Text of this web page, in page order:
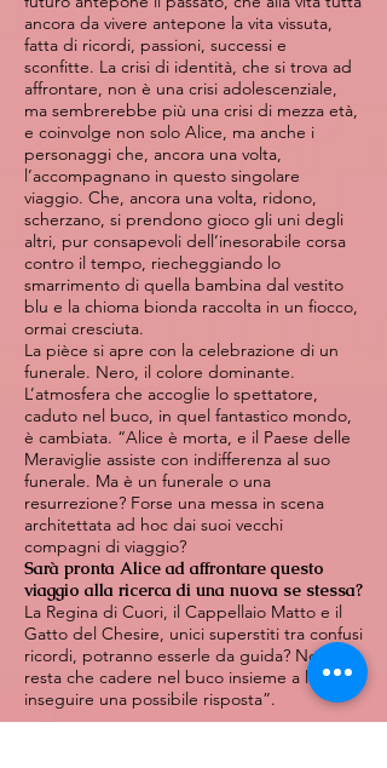
ancora da vivere antepone la vita vissuta,
fatta di ricordi, passioni, successi e
sconfitte. La crisi di identità, che si trova ad
affrontare, non è una crisi adolescenziale,
ma sembrerebbe più una crisi di mezza età,
e coinvolge non solo Alice, ma anche i
personaggi che, ancora una volta,
l’accompagnano in questo singolare
viaggio. Che, ancora una volta, ridono,
scherzano, si prendono gioco gli uni degli
altri, pur consapevoli dell’inesorabile corsa
contro il tempo, riecheggiando lo
smarrimento di quella bambina dal vestito
blu e la chioma bionda raccolta in un fiocco,
ormai cresciuta.
La pièce si apre con la celebrazione di un
funerale. Nero, il colore dominante.
L’atmosfera che accoglie lo spettatore,
caduto nel buco, in quel fantastico mondo,
è cambiata. “Alice è morta, e il Paese delle
Meraviglie assiste con indifferenza al suo
funerale. Ma è un funerale o una
resurrezione? Forse una messa in scena
architettata ad hoc dai suoi vecchi
compagni di viaggio?
Sarà pronta Alice ad affrontare questo
viaggio alla ricerca di una nuova se stessa?
La Regina di Cuori, il Cappellaio Matto e il
Gatto del Chesire, unici superstiti tra confusi
ricordi, potranno esserle da guida? Non ci
resta che cadere nel buco insieme a loro e
inseguire una possibile risposta”.